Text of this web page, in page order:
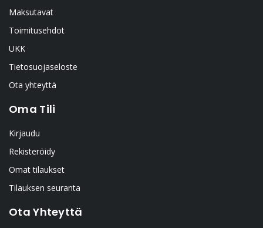
Maksutavat
Toimitusehdot
UKK
Tietosuojaseloste
Ota yhteyttä
Oma Tili
Kirjaudu
Rekisteröidy
Omat tilaukset
Tilauksen seuranta
Ota Yhteyttä